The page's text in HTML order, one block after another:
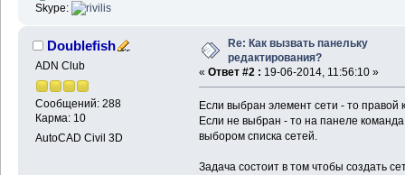
Skype:
Doublefish
ADN Club
Сообщений: 288
Карма: 10
AutoCAD Civil 3D
Re: Как вызвать панельку
редактирования?
« Ответ #2 : 19-06-2014, 11:56:10 »
Если выбран элемент сети - то правой
Если не выбран - то на панеле
выбором списка сетей.
Задача состоит в том чтобы создать